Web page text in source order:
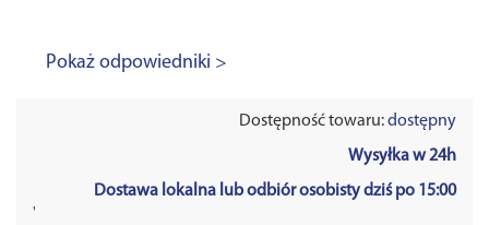
Pokaż odpowiedniki >
Dostępność towaru:dostępny
Wysyłka w 24h
Dostawa lokalna lub odbiór osobisty dziś po 15:00
'